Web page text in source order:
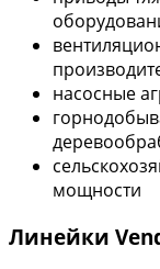
насосные
мощности
Линейки